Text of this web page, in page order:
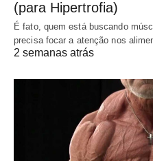
(para Hipertrofia)
É fato, quem está buscando
precisa focar a atenção nos
2 semanas atrás